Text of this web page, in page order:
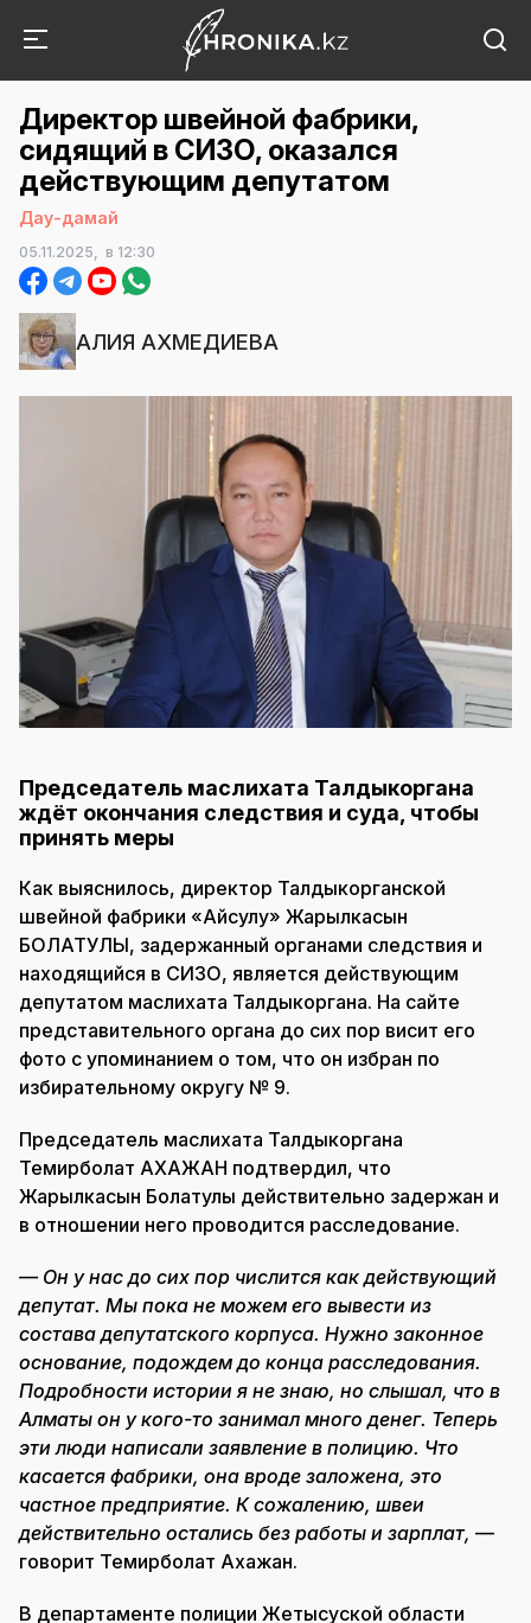
Директор швейной фабрики,
сидящий в СИЗО, оказался
действующим депутатом
Дау-дамай
05.11.2025, в 12:30
АЛИЯ АХМЕДИЕВА
Председатель маслихата Талдыкоргана
ждёт окончания следствия и суда, чтобы
принять меры
Как выяснилось, директор Талдыкорганской
швейной фабрики «Айсулу» Жарылкасын
БОЛАТУЛЫ, задержанный органами следствия и
находящийся в СИЗО, является действующим
депутатом маслихата Талдыкоргана. На сайте
представительного органа до сих пор висит его
фото с упоминанием о том, что он избран по
избирательному округу № 9.
Председатель маслихата Талдыкоргана
Темирболат АХАЖАН подтвердил, что
Жарылкасын Болатулы действительно задержан и
в отношении него проводится расследование.
— Он у нас до сих пор числится как действующий
депутат. Мы пока не можем его вывести из
состава депутатского корпуса. Нужно законное
основание, подождем до конца расследования.
Подробности истории я не знаю, но слышал, что в
Алматы он у кого-то занимал много денег. Теперь
эти люди написали заявление в полицию. Что
касается фабрики, она вроде заложена, это
частное предприятие. К сожалению, швеи
действительно остались без работы и зарплат, —
говорит Темирболат Ахажан.
В департаменте полиции Жетысуской области